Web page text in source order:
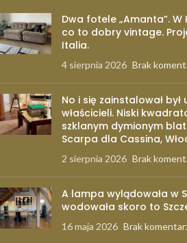
Dwa fotele „Amanta”.
co to dobry vintage.
Italia.
4 sierpnia 2026 Brak
No i się zainstalował
właścicieli. Niski
szklanym dymionym
Scarpa dla Cassina,
2 sierpnia 2026 Brak
A lampa wylądowała w
wodowała skoro to
16 maja 2026 Brak